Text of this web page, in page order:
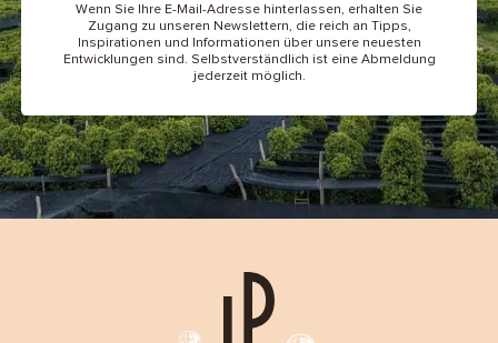
Wenn Sie Ihre E-Mail-Adresse hinterlassen, erhalten Sie
Zugang zu unseren Newslettern, die reich an Tipps,
Inspirationen und Informationen über unsere neuesten
Entwicklungen sind. Selbstverständlich ist eine Abmeldung
jederzeit möglich.